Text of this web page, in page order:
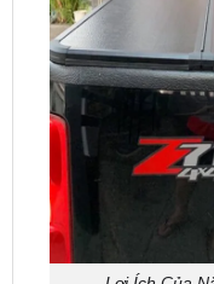
Lợi Ích Của